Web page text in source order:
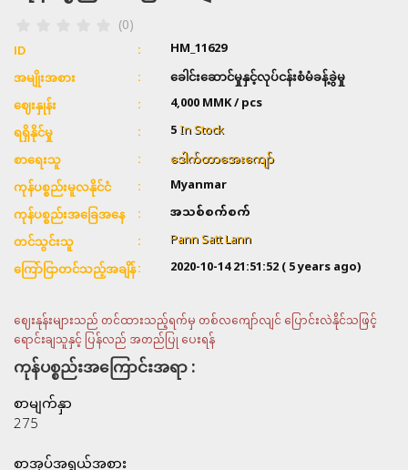
(0)
ID HM_11629
အမျိုးအစား
ခေါင်းဆောင်မှုနှင့်လုပ်ငန်းစံမံခန့်ခွဲမှု
ဈေးနှုန်း
4,000MMK / pcs
ရရှိနိုင်မှု 5In Stock
စာရေးသူ
ဒေါက်တာအေးကျော်
ကုန်ပစ္စည်းမူလနိုင်ငံ
Myanmar
ကုန်ပစ္စည်းအခြေအနေ အသစ်စက်စက်
တင်သွင်းသူ Pann Satt Lann
ကြော်ငြာတင်သည့်အချိန် 2020-10-14 21:51:52( 5 years ago)
ဈေးနုန်းများသည် တင်ထားသည့်ရက်မှ တစ်လကျော်လျင် ပြောင်းလဲနိုင်သဖြင့်
ရောင်းချသူနှင့် ပြန်လည် အတည်ပြု ပေးရန်
ကုန်ပစ္စည်းအကြောင်းအရာ :
စာမျက်နှာ
275
စာအုပ်အရွယ်အစား